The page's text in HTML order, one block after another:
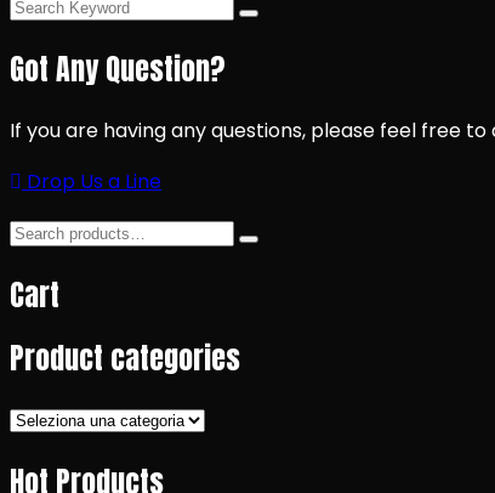
Got Any Question?
If you are having any questions, please feel free to
Drop Us a Line
Cart
Product categories
Hot Products